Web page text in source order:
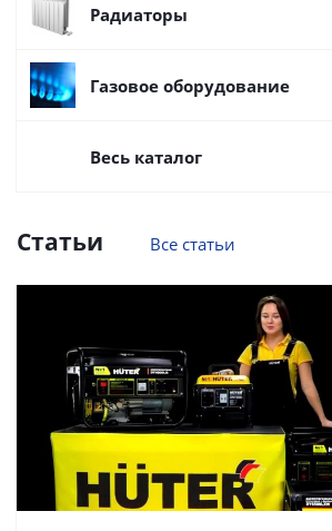
Радиаторы
Газовое оборудование
Весь каталог
Статьи Все статьи